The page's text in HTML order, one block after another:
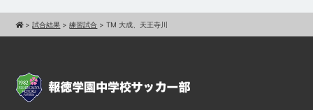
>試合結果 >練習試合 >TM 大成、天王寺川